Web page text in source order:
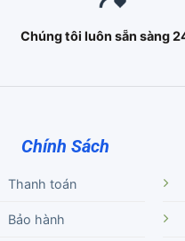
Chúng tôi luôn sẵn sàng
Chính Sách
Thanh toán
Bảo hành